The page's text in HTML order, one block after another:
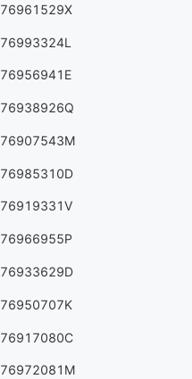
76961529X
76993324L
76956941E
76938926Q
76907543M
76985310D
76919331V
76966955P
76933629D
76950707K
76917080C
76972081M